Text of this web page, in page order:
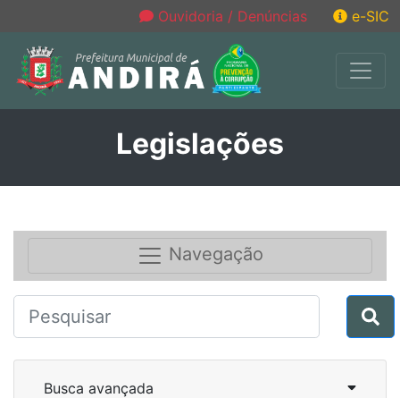
Ouvidoria / Denúncias e-SIC
Legislações
Navegação
Busca avançada